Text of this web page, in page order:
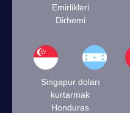
Emirlikleri
Dirhemi
Singapur doları
kurtarmak
Honduras